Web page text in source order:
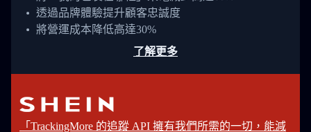
透過品牌體驗提升顧客忠誠度
將營運成本降低高達30%
了解更多
「TrackingMore 的追蹤 API 擁有我們所需的一切，能減